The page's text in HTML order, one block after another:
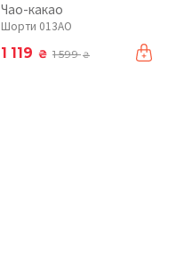
Чао-какао
Шорти 013AO
1 119 ₴ 1 599₴